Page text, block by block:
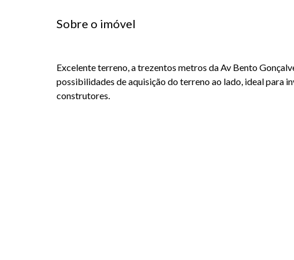
Sobre o imóvel
Excelente terreno, a trezentos metros da Av Bento
possibilidades de aquisição do terreno ao lado, ideal para
construtores.